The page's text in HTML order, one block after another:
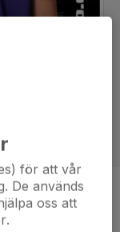
för att vår
De används
oss att